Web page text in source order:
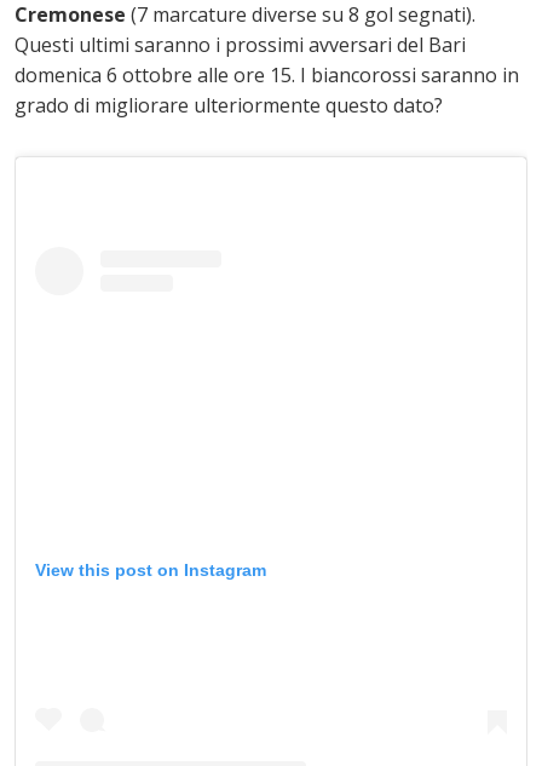
Cremonese (7 marcature diverse su 8 gol segnati).
Questi ultimi saranno i prossimi avversari del Bari
domenica 6 ottobre alle ore 15. I biancorossi saranno in
grado di migliorare ulteriormente questo dato?
View this post on Instagram